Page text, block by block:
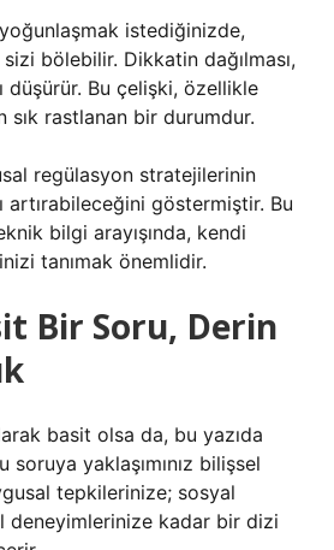
istediğinizde,
sizi bölebilir. Dikkatin dağılması,
düşürür. Bu çelişki, özellikle
rastlanan bir durumdur.
regülasyon stratejilerinin
artırabileceğini göstermiştir. Bu
bilgi arayışında, kendi
tanımak önemlidir.
Bir Soru, Derin
basit olsa da, bu yazıda
yaklaşımınız bilişsel
tepkilerinize; sosyal
deneyimlerinize kadar bir dizi